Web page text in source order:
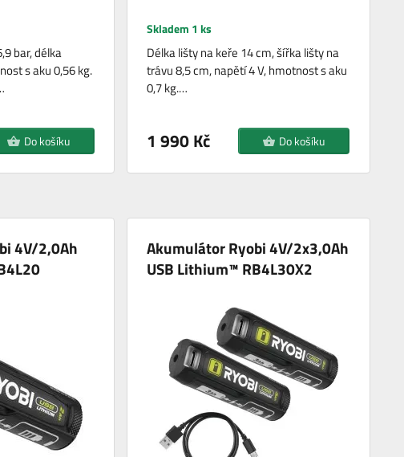
bar, délka
s aku 0,56 kg.
Do košíku
Skladem 1 ks
Délka lišty na keře 14 cm, šířka lišty na
trávu 8,5 cm, napětí 4 V, hmotnost s aku
0,7 kg.…
1 990 Kč Do košíku
4V/2,0Ah
Akumulátor Ryobi 4V/2x3,0Ah
USB Lithium™ RB4L30X2